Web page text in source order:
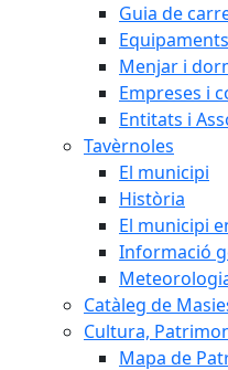
Guia de
Equipaments
Menjar i
Empreses i
Entitats i
Tavèrnoles
El municipi
Història
El municipi
Informació
Catàleg de
Cultura,
Mapa de